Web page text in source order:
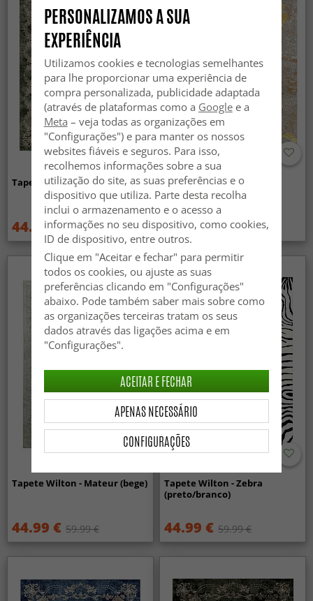
Tapete Wilton - Taknis (verde)
44.99 € 59.99 €
Tapete Wilton - Elena
(bege/dourado)
44.99 € 59.99 €
Tapete Wilton - Mateur (bege)
44.99 € 59.99 €
Tapete Wilton - Zebra
(preto/branco)
44.99 € 59.99 €
PERSONALIZAMOS A SUA
EXPERIÊNCIA
Utilizamos cookies e tecnologias semelhantes
para lhe proporcionar uma experiência de
compra personalizada, publicidade adaptada
(através de plataformas como a Googlee a
Meta – veja todas as organizações em
"Configurações") e para manter os nossos
websites fiáveis e seguros. Para isso,
recolhemos informações sobre a sua
utilização do site, as suas preferências e o
dispositivo que utiliza. Parte desta recolha
inclui o armazenamento e o acesso a
informações no seu dispositivo, como cookies,
ID de dispositivo, entre outros.
Clique em "Aceitar e fechar" para permitir
todos os cookies, ou ajuste as suas
preferências clicando em "Configurações"
abaixo. Pode também saber mais sobre como
as organizações terceiras tratam os seus
dados através das ligações acima e em
"Configurações".
CONFIGURAÇÕES
APENAS NECESSÁRIO
ACEITAR E FECHAR